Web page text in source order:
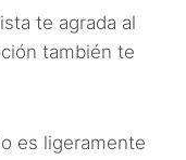
te agrada al
también te
es ligeramente